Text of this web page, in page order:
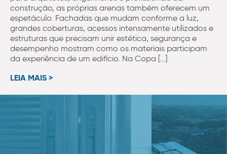
construção, as próprias arenas também oferecem um
espetáculo. Fachadas que mudam conforme a luz,
grandes coberturas, acessos intensamente utilizados e
estruturas que precisam unir estética, segurança e
desempenho mostram como os materiais participam
da experiência de um edifício. Na Copa […]
LEIA MAIS >